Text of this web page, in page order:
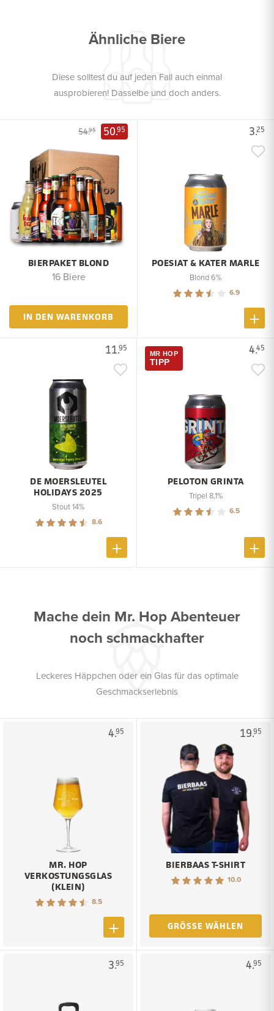
Ähnliche Biere
Diese solltest du auf jeden Fall auch einmal
ausprobieren! Dasselbe und doch anders.
54.95 50.95
BIERPAKET BLOND
16 Biere
IN DEN WARENKORB
3.25
POESIAT & KATER MARLE
Blond 6%
6.9
11.95
DE MOERSLEUTEL
HOLIDAYS 2025
Stout 14%
8.6
4.45
MR HOP
TIPP
PELOTON GRINTA
Tripel 8,1%
6.5
Mache dein Mr. Hop Abenteuer
noch schmackhafter
Leckeres Häppchen oder ein Glas für das optimale
Geschmackserlebnis
4.95
MR. HOP
VERKOSTUNGSGLAS
(KLEIN)
8.5
19.95
BIERBAAS T-SHIRT
10.0
GRÖSSE WÄHLEN
3.95 4.95